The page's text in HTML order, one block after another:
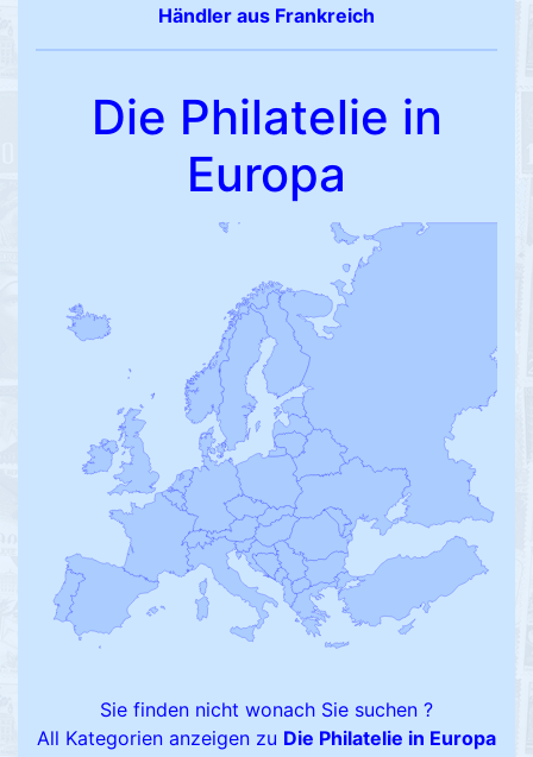
Händler aus Frankreich
Die Philatelie in
Europa
Sie finden nicht wonach Sie suchen ?
All Kategorien anzeigen zu Die Philatelie in Europa